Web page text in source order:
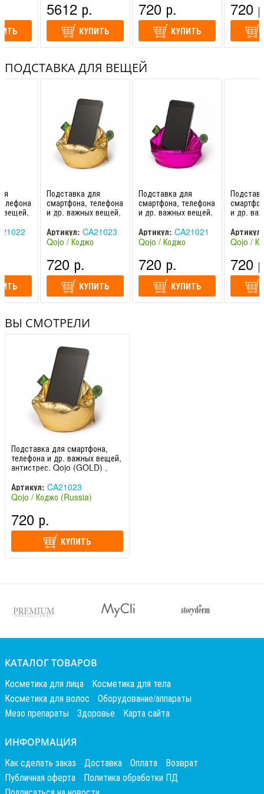
(Германия)
5612 р.
КУПИТЬ
720 р.
КУПИТЬ
720
ПОДСТАВКА ДЛЯ ВЕЩЕЙ
вещей,
x
Подставка для
смартфона, телефона
и др. важных вещей,
антистрес. Qojo
(GOLD) , 170mm x
170mm
Артикул: CA21023
Qojo / Коджо
720 р.
КУПИТЬ
Подставка для
смартфона, телефона
и др. важных вещей,
антистрес. Qojo
(FUCHSIA) , 170mm
x 17
Артикул: CA21021
Qojo / Коджо
720 р.
КУПИТЬ
и др.
170
Артикул:
Qojo /
720
ВЫ СМОТРЕЛИ
Подставка для смартфона,
телефона и др. важных вещей,
антистрес. Qojo (GOLD) ,
Артикул: CA21023
Qojo / Коджо (Russia)
720 р.
КУПИТЬ
КАТАЛОГ ТОВАРОВ
Косметика для лица
Косметика для тела
Косметика для волос
Оборудование/аппараты
Мезо препараты
Здоровье Карта сайта
ИНФОРМАЦИЯ
Как сделать заказ Доставка Оплата
Возврат
Публичная оферта
Политика обработки ПД